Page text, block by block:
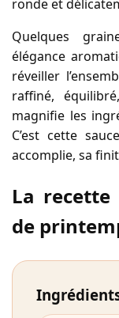
ronde et
Quelques
élégance
réveiller
raffiné,
magnifie les
C’est cette
accomplie, sa
La
de